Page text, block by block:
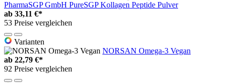
PharmaSGP GmbH PureSGP Kollagen Peptide Pulver
ab 33,11 €*
53 Preise vergleichen
Varianten
NORSAN Omega-3 Vegan
ab 22,79 €*
92 Preise vergleichen